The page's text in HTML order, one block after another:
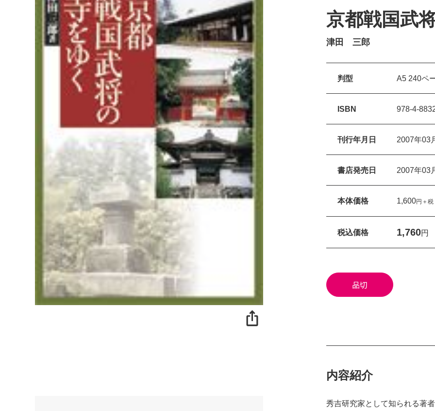
京都戦国武
津田 三郎
判型 A5 240ペ
ISBN 978-4-
刊行年月日 2007年03
書店発売日 2007年03
本体価格 1,600円＋税
税込価格 1,760円
品切
内容紹介
秀吉研究家として知られる著